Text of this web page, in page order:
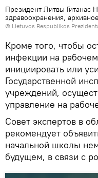
Президент Литвы Гитанас
здравоохранения,
© Lietuvos Respublikos
Кроме того, чтобы
инфекции на
инициировать или
Государственной
учреждений,
управление на
Совет экспертов в
рекомендует
начальной школы
будущем, в связи с